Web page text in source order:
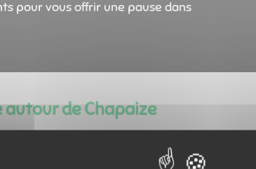
pour vous offrir une pause dans
de Chapaize